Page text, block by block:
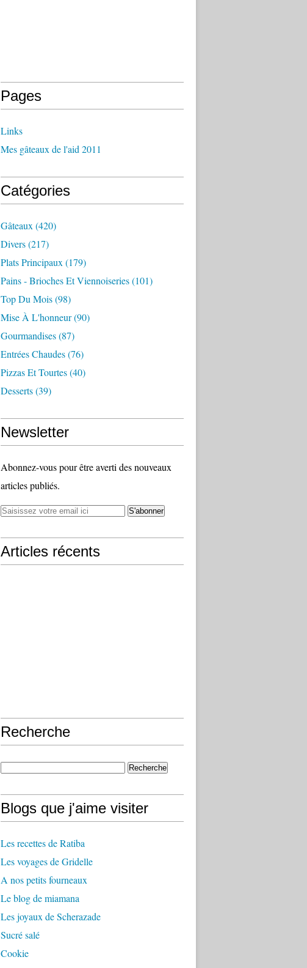
Pages
Links
Mes gâteaux de l'aid 2011
Catégories
Gâteaux (420)
Divers(217)
Plats Principaux (179)
Pains - Brioches Et Viennoiseries(101)
Top Du Mois(98)
Mise À L'honneur(90)
Gourmandises(87)
Entrées Chaudes(76)
Pizzas Et Tourtes(40)
Desserts(39)
Newsletter
Abonnez-vous pour être averti des nouveaux
articles publiés.
Articles récents
Recherche
Blogs que j'aime visiter
Les recettes de Ratiba
Les voyages de Gridelle
A nos petits fourneaux
Le blog de miamana
Les joyaux de Scherazade
Sucré salé
Cookie